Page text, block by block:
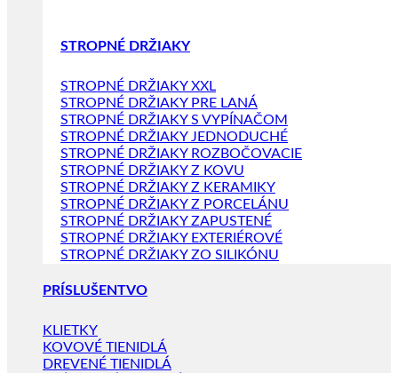
STROPNÉ DRŽIAKY
STROPNÉ DRŽIAKY XXL
STROPNÉ DRŽIAKY PRE LANÁ
STROPNÉ DRŽIAKY S VYPÍNAČOM
STROPNÉ DRŽIAKY JEDNODUCHÉ
STROPNÉ DRŽIAKY ROZBOČOVACIE
STROPNÉ DRŽIAKY Z KOVU
STROPNÉ DRŽIAKY Z KERAMIKY
STROPNÉ DRŽIAKY Z PORCELÁNU
STROPNÉ DRŽIAKY ZAPUSTENÉ
STROPNÉ DRŽIAKY EXTERIÉROVÉ
STROPNÉ DRŽIAKY ZO SILIKÓNU
PRÍSLUŠENTVO
KLIETKY
KOVOVÉ TIENIDLÁ
DREVENÉ TIENIDLÁ